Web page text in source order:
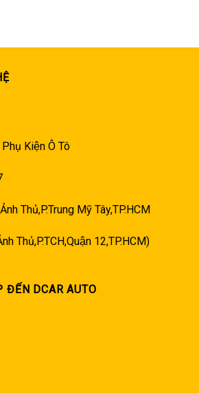
Kiện Ô Tô
Thủ,P.Trung Mỹ Tây,TP.HCM
Thủ,P.TCH,Quận 12,TP.HCM)
ĐẾN DCAR AUTO